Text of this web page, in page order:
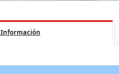
Información